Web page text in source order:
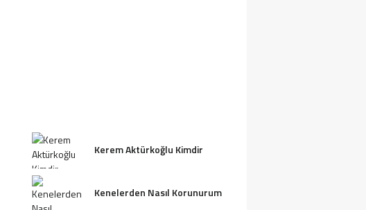
Kerem Aktürkoğlu Kimdir
Kenelerden Nasıl Korunurum